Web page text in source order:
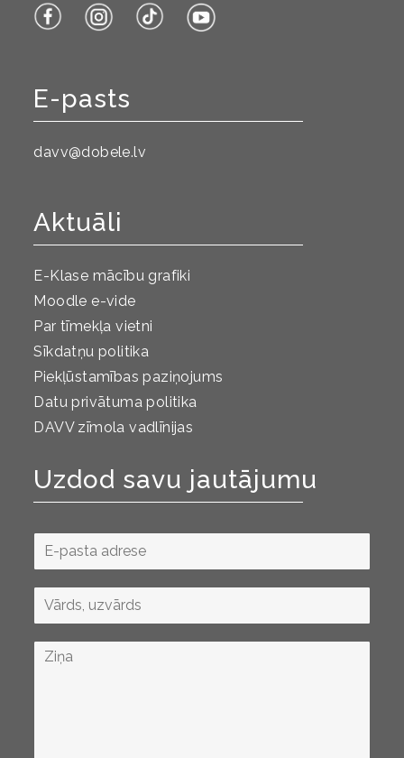
E-pasts
davv@dobele.lv
Aktuāli
E-Klase mācību grafiki
Moodle e-vide
Par tīmekļa vietni
Sīkdatņu politika
Piekļūstamības paziņojums
Datu privātuma politika
DAVV zīmola vadlīnijas
Uzdod savu jautājumu